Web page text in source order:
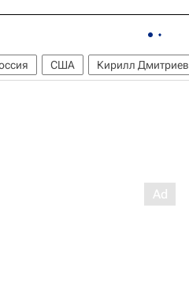
США Кирилл Дмитриев